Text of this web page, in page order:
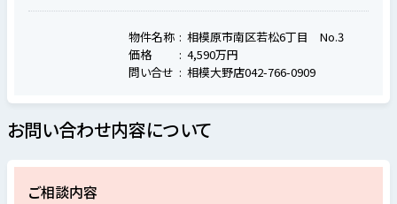
物件名称
相模原市南区若松6丁目 No.3
価格
4,590万円
問い合せ
相模大野店042-766-0909
お問い合わせ内容について
ご相談内容